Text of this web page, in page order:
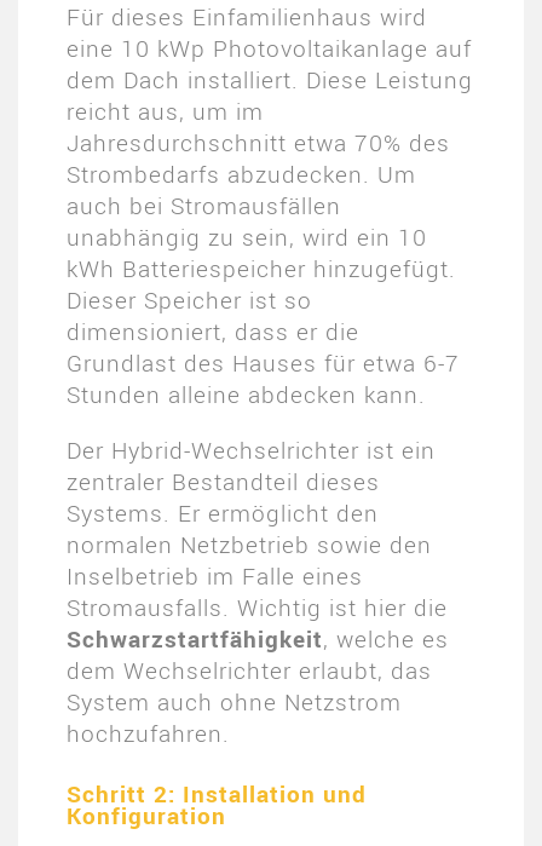
Für dieses Einfamilienhaus wird
eine 10 kWp Photovoltaikanlage auf
dem Dach installiert. Diese Leistung
reicht aus, um im
Jahresdurchschnitt etwa 70% des
Strombedarfs abzudecken. Um
auch bei Stromausfällen
unabhängig zu sein, wird ein 10
kWh Batteriespeicher hinzugefügt.
Dieser Speicher ist so
dimensioniert, dass er die
Grundlast des Hauses für etwa 6-7
Stunden alleine abdecken kann.
Der Hybrid-Wechselrichter ist ein
zentraler Bestandteil dieses
Systems. Er ermöglicht den
normalen Netzbetrieb sowie den
Inselbetrieb im Falle eines
Stromausfalls. Wichtig ist hier die
Schwarzstartfähigkeit, welche es
dem Wechselrichter erlaubt, das
System auch ohne Netzstrom
hochzufahren.
Schritt 2: Installation und
Konfiguration